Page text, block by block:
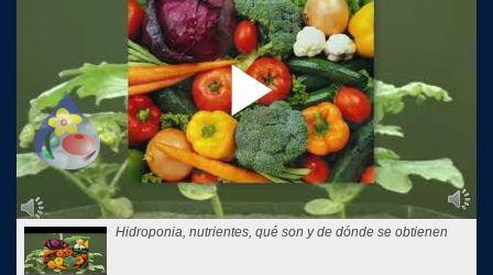
Hidroponia, nutrientes, qué son y de dónde se obtienen